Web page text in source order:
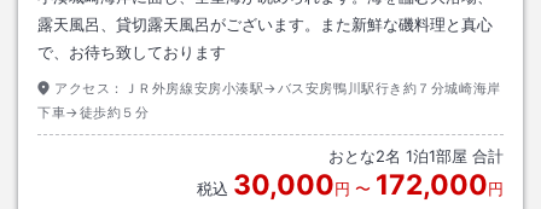
露天風呂、貸切露天風呂がございます。また新鮮な磯料理と真心
で、お待ち致しております
アクセス：
ＪＲ外房線安房小湊駅→バス安房鴨川駅行き約７分城崎海岸
下車→徒歩約５分
おとな2名 1泊1部屋 合計
税込 30,000円 〜 172,000円